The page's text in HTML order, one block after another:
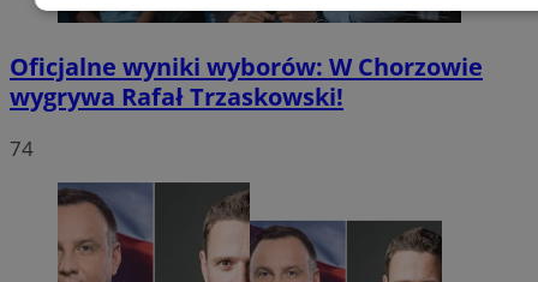
Oficjalne wyniki wyborów: W Chorzowie
wygrywa Rafał Trzaskowski!
74
Niezbędne Wydajność
Funkcjonalność
Niezbędne Wydajność Targetowanie